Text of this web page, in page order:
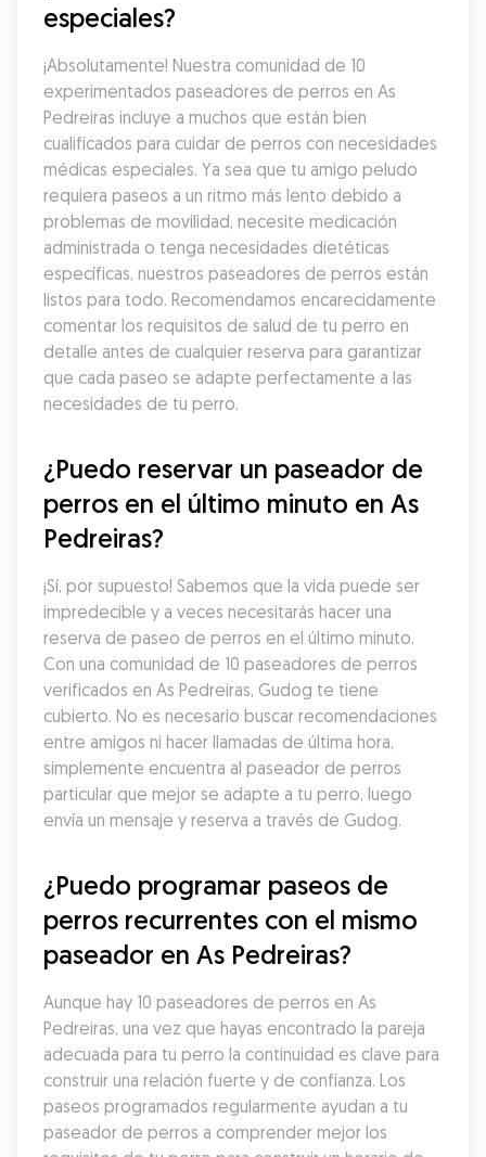
especiales?
¡Absolutamente! Nuestra comunidad de 10
experimentados paseadores de perros en As
Pedreiras incluye a muchos que están bien
cualificados para cuidar de perros con necesidades
médicas especiales. Ya sea que tu amigo peludo
requiera paseos a un ritmo más lento debido a
problemas de movilidad, necesite medicación
administrada o tenga necesidades dietéticas
específicas, nuestros paseadores de perros están
listos para todo. Recomendamos encarecidamente
comentar los requisitos de salud de tu perro en
detalle antes de cualquier reserva para garantizar
que cada paseo se adapte perfectamente a las
necesidades de tu perro.
¿Puedo reservar un paseador de
perros en el último minuto en As
Pedreiras?
¡Sí, por supuesto! Sabemos que la vida puede ser
impredecible y a veces necesitarás hacer una
reserva de paseo de perros en el último minuto.
Con una comunidad de 10 paseadores de perros
verificados en As Pedreiras, Gudog te tiene
cubierto. No es necesario buscar recomendaciones
entre amigos ni hacer llamadas de última hora,
simplemente encuentra al paseador de perros
particular que mejor se adapte a tu perro, luego
envía un mensaje y reserva a través de Gudog.
¿Puedo programar paseos de
perros recurrentes con el mismo
paseador en As Pedreiras?
Aunque hay 10 paseadores de perros en As
Pedreiras, una vez que hayas encontrado la pareja
adecuada para tu perro la continuidad es clave para
construir una relación fuerte y de confianza. Los
paseos programados regularmente ayudan a tu
paseador de perros a comprender mejor los